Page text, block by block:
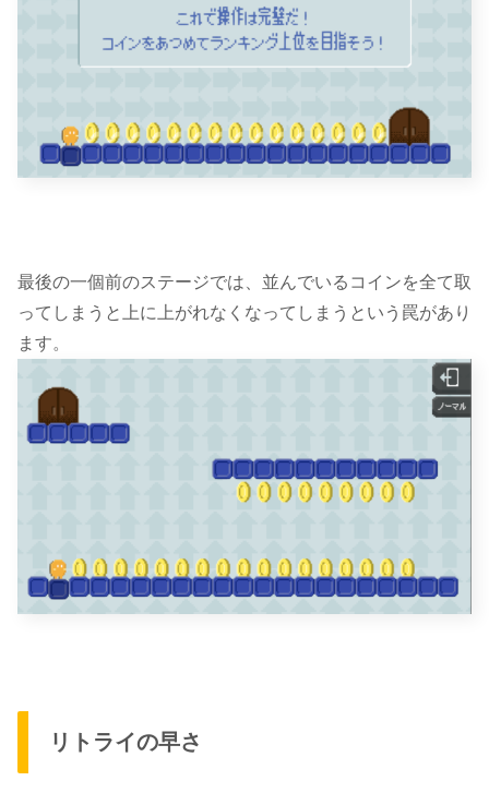
最後の一個前のステージでは、並んでいるコインを全て取
ってしまうと上に上がれなくなってしまうという罠があり
ます。
リトライの早さ